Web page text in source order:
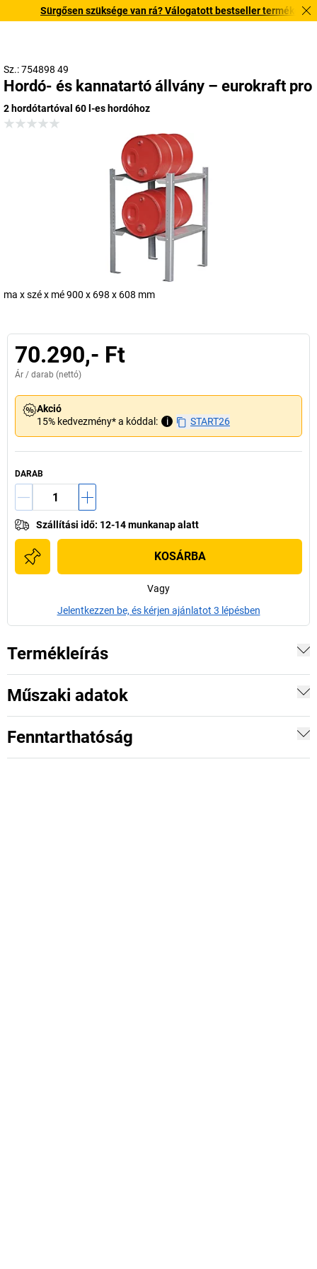
Sürgősen szüksége van rá? Válogatott bestseller
Sz.: 754898 49
Hordó- és kannatartó állvány – eurokraft pro
2 hordótartóval 60 l-es hordóhoz
ma x szé x mé 900 x 698 x 608 mm
70.290,- Ft
Ár / darab (nettó)
Akció
15% kedvezmény* a kóddal:
i START26
DARAB
Szállítási idő: 12-14 munkanap alatt
KOSÁRBA
Vagy
Jelentkezzen be, és kérjen ajánlatot 3 lépésben
Termékleírás
Műszaki adatok
Fenntarthatóság